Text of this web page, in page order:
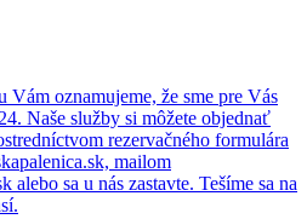
oznamujeme, že sme pre Vás
Naše služby si môžete objednať
rezervačného formulára
mailom
alebo sa u nás zastavte. Tešíme sa na